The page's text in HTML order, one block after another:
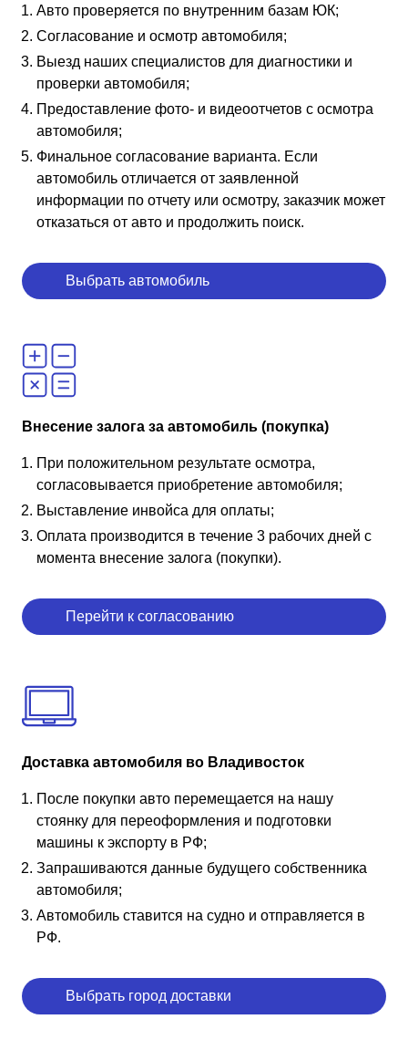
Авто проверяется по внутренним базам ЮК;
Согласование и осмотр автомобиля;
Выезд наших специалистов для диагностики и
проверки автомобиля;
Предоставление фото- и видеоотчетов с осмотра
автомобиля;
Финальное согласование варианта. Если
автомобиль отличается от заявленной
информации по отчету или осмотру, заказчик может
отказаться от авто и продолжить поиск.
Выбрать автомобиль
Внесение залога за автомобиль (покупка)
При положительном результате осмотра,
согласовывается приобретение автомобиля;
Выставление инвойса для оплаты;
Оплата производится в течение 3 рабочих дней с
момента внесение залога (покупки).
Перейти к согласованию
Доставка автомобиля во Владивосток
После покупки авто перемещается на нашу
стоянку для переоформления и подготовки
машины к экспорту в РФ;
Запрашиваются данные будущего собственника
автомобиля;
Автомобиль ставится на судно и отправляется в
РФ.
Выбрать город доставки